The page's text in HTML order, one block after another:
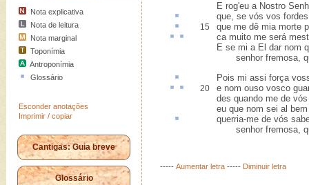
Nota explicativa
Nota de leitura
Nota marginal
Toponímia
Antroponímia
Glossário
Esconder anotações
Imprimir / copiar
Cantigas: Guia breve
Glossário
E rog'eu a Nostro
que, se vós vos
15 que me dê mia morte
camuito me será
E se mi a El dar nom
senhor fremosa,
Pois mi assi força
20 e nom ouso vosco
des quando me de
eu que nom sei al
querria-me de vós
senhor fremosa,
----- Aumentar letra ----- Diminuir letra